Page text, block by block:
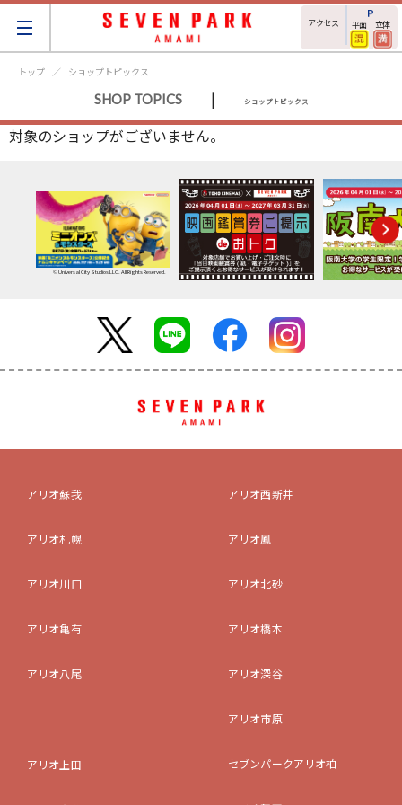
アクセス 平面 立体
トップ ショップトピックス
SHOP TOPICS | ショップトピックス
対象のショップがございません。
© Universal City Studios LLC. All Rights Reserved.
アリオ蘇我
アリオ札幌
アリオ川口
アリオ亀有
アリオ八尾
アリオ上田
アリオ西新井
アリオ鳳
アリオ北砂
アリオ橋本
アリオ深谷
アリオ市原
セブンパークアリオ柏